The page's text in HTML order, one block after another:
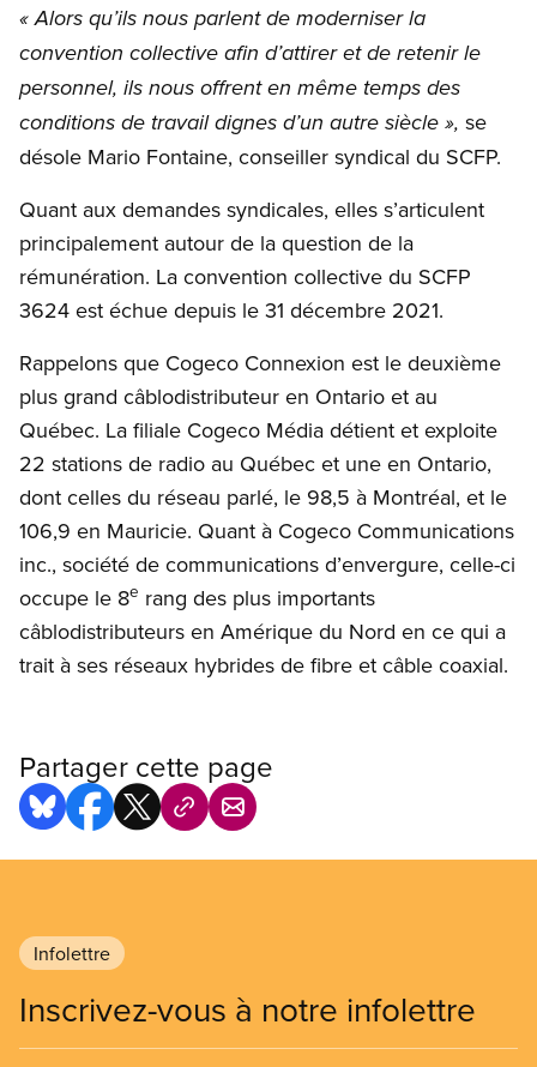
« Alors qu’ils nous parlent de moderniser la
convention collective afin d’attirer et de retenir le
personnel, ils nous offrent en même temps des
conditions de travail dignes d’un autre siècle », se
désole Mario Fontaine, conseiller syndical du SCFP.
Quant aux demandes syndicales, elles s’articulent
principalement autour de la question de la
rémunération. La convention collective du SCFP
3624 est échue depuis le 31 décembre 2021.
Rappelons que Cogeco Connexion est le deuxième
plus grand câblodistributeur en Ontario et au
Québec. La filiale Cogeco Média détient et exploite
22 stations de radio au Québec et une en Ontario,
dont celles du réseau parlé, le 98,5 à Montréal, et le
106,9 en Mauricie. Quant à Cogeco Communications
inc., société de communications d’envergure, celle-ci
occupe le 8e rang des plus importants
câblodistributeurs en Amérique du Nord en ce qui a
trait à ses réseaux hybrides de fibre et câble coaxial.
Partager cette page
Infolettre
Inscrivez-vous à notre infolettre